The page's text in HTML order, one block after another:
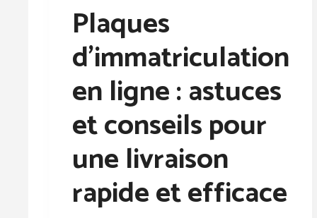
Plaques
d’immatriculation
en ligne : astuces
et conseils pour
une livraison
rapide et efficace